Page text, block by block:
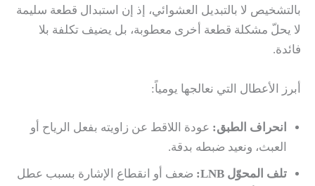
بالتشخيص لا بالتبديل العشوائي، إذ إن استبدال قطعة سليمة
لا يحلّ مشكلة قطعة أخرى معطوبة، بل يضيف تكلفة بلا
فائدة.
أبرز الأعطال التي نعالجها يومياً:
انحراف الطبق: عودة اللاقط عن زاويته بفعل الرياح أو
العبث، ونعيد ضبطه بدقة.
تلف المحوّل LNB:
ضعف أو انقطاع الإشارة بسبب عطل